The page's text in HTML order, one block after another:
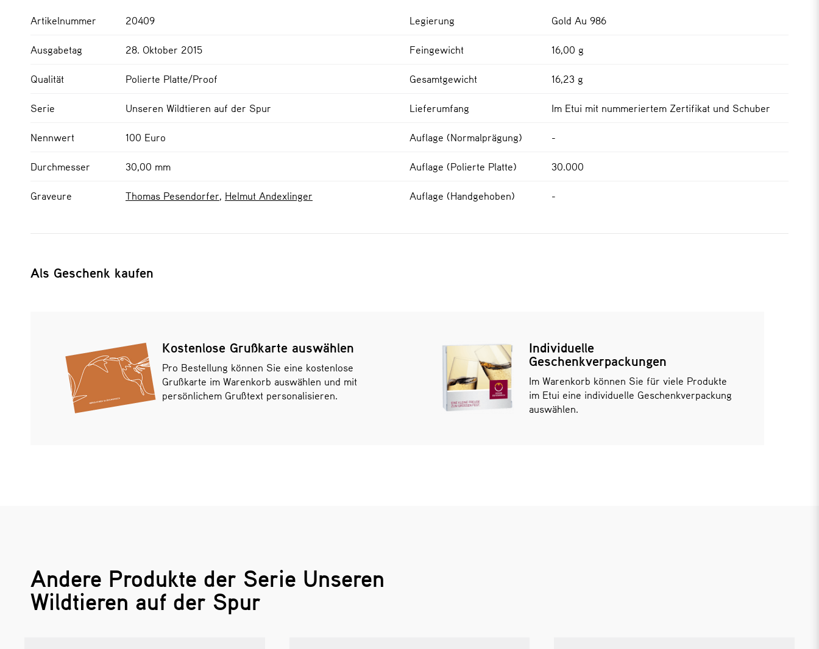
Artikelnummer 20409
Ausgabetag 28. Oktober 2015
Qualität Polierte Platte/Proof
Serie Unseren Wildtieren auf der Spur
Nennwert 100 Euro
Durchmesser 30,00 mm
Graveure Thomas Pesendorfer Helmut Andexlinger
Legierung Gold Au 986
Feingewicht 16,00 g
Gesamtgewicht 16,23 g
Lieferumfang Im Etui mit nummeriertem Zertifikat und Schuber
Auflage (Normalprägung) -
Auflage (Polierte Platte) 30.000
Auflage (Handgehoben) -
Als Geschenk kaufen
Kostenlose Grußkarte auswählen
Pro Bestellung können Sie eine kostenlose
Grußkarte im Warenkorb auswählen und mit
persönlichem Grußtext personalisieren.
Individuelle
Geschenkverpackungen
Im Warenkorb können Sie für viele Produkte
im Etui eine individuelle Geschenkverpackung
auswählen.
Andere Produkte der Serie Unseren
Wildtieren auf der Spur